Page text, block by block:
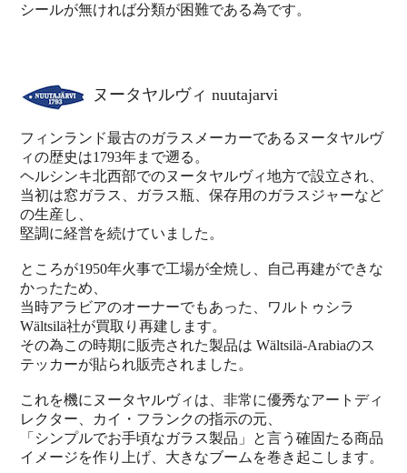
シールが無ければ分類が困難である為です。
ヌータヤルヴィ nuutajarvi
フィンランド最古のガラスメーカーであるヌータヤルヴ
ィの歴史は1793年まで遡る。
ヘルシンキ北西部でのヌータヤルヴィ地方で設立され、
当初は窓ガラス、ガラス瓶、保存用のガラスジャーなど
の生産し、
堅調に経営を続けていました。
ところが1950年火事で工場が全焼し、自己再建ができな
かったため、
当時アラビアのオーナーでもあった、ワルトゥシラ
Wältsilä社が買取り再建します。
その為この時期に販売された製品は Wältsilä-Arabiaのス
テッカーが貼られ販売されました。
これを機にヌータヤルヴィは、非常に優秀なアートディ
レクター、カイ・フランクの指示の元、
「シンプルでお手頃なガラス製品」と言う確固たる商品
イメージを作り上げ、大きなブームを巻き起こします。